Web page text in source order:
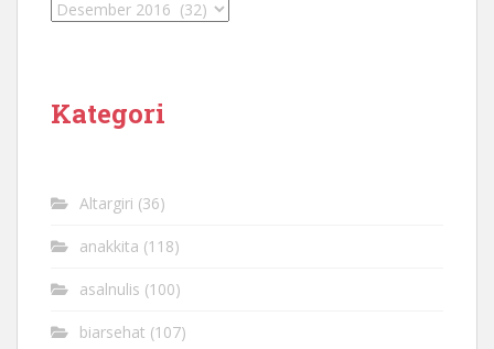
Kategori
Altargiri (36)
anakkita (118)
asalnulis (100)
biarsehat (107)